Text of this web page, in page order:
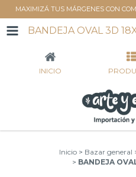
MAXIMIZÁ TUS MÁRGENES CON
BANDEJA OVAL 3D
INICIO
Inicio > Bazar general
> BANDEJA